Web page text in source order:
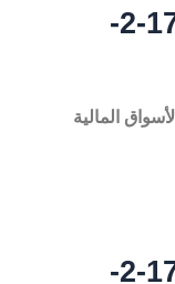
تحليل السوق اليومي 17-2-
لأسواق المالية
تحليل السوق اليومي 17-2-